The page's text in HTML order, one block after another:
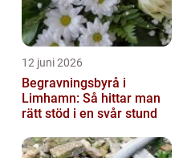
12 juni 2026
Begravningsbyrå i
Limhamn: Så hittar man
rätt stöd i en svår stund